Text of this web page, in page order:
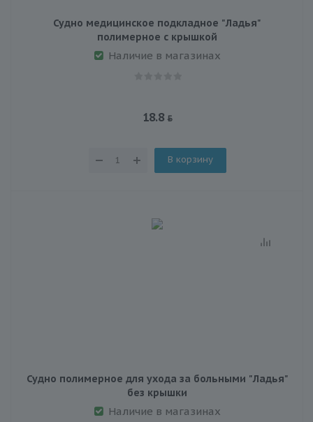
Судно медицинское подкладное "Ладья"
полимерное с крышкой
Наличие в магазинах
18.8
В корзину
Судно полимерное для ухода за больными "Ладья"
без крышки
Наличие в магазинах